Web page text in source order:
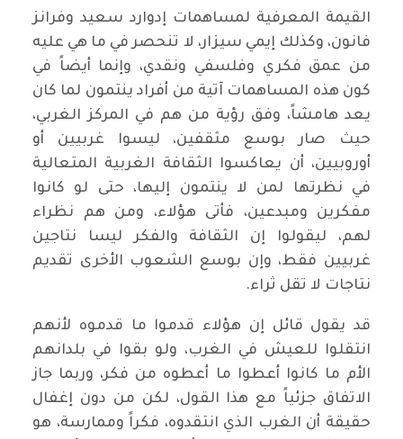
القيمة المعرفية لمساهمات إدوارد سعيد وفرانز
فانون، وكذلك إيمي سيزار، لا تنحصر في ما هي عليه
من عمق فكري وفلسفي ونقدي، وإنما أيضاً في
كون هذه المساهمات آتية من أفراد ينتمون لما كان
يعد هامشاً، وفق رؤية من هم في المركز الغربي،
حيث صار بوسع مثقفين، ليسوا غربيين أو
أوروبيين، أن يعاكسوا الثقافة الغربية المتعالية
في نظرتها لمن لا ينتمون إليها، حتى لو كانوا
مفكرين ومبدعين، فأتى هؤلاء، ومن هم نظراء
لهم، ليقولوا إن الثقافة والفكر ليسا نتاجين
غربيين فقط، وإن بوسع الشعوب الأخرى تقديم
نتاجات لا تقل ثراء.
قد يقول قائل إن هؤلاء قدموا ما قدموه لأنهم
انتقلوا للعيش في الغرب، ولو بقوا في بلدانهم
الأم ما كانوا أعطوا ما أعطوه من فكر، وربما جاز
الاتفاق جزئياً مع هذا القول، لكن من دون إغفال
حقيقة أن الغرب الذي انتقدوه، فكراً وممارسة، هو